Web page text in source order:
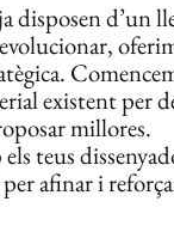
disposen d’un
existent per
millores.
teus
afinar i